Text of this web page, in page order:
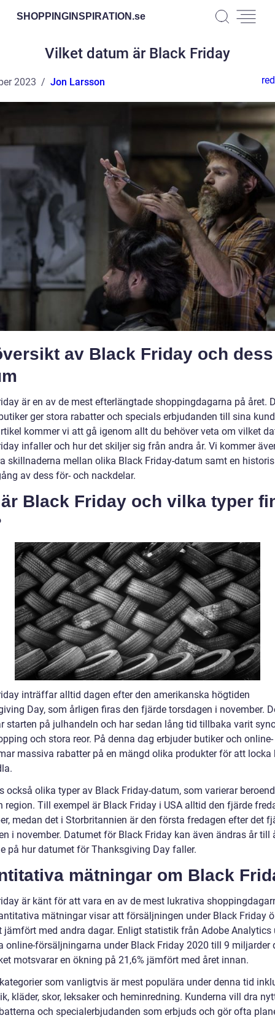
SHOPPINGINSPIRATION.se
Vilket datum är Black Friday
2023 Jon Larsson
av Black Friday och dess
är en av de mest efterlängtade shoppingdagarna på året.
ger stora rabatter och specials erbjudanden till sina
kommer vi att gå igenom allt du behöver veta om vilket
infaller och hur det skiljer sig från andra år. Vi kommer
skillnaderna mellan olika Black Friday-datum samt en
av dess för- och nackdelar.
är Black Friday och vilka typer
inträffar alltid dagen efter den amerikanska högtiden
Day, som årligen firas den fjärde torsdagen i november.
starten på julhandeln och har sedan lång tid tillbaka varit
och stora reor. På denna dag erbjuder butiker och online-
massiva rabatter på en mängd olika produkter för att locka
också olika typer av Black Friday-datum, som varierar
region. Till exempel är Black Friday i USA alltid den fjärde
medan det i Storbritannien är den första fredagen efter det
i november. Datumet för Black Friday kan även ändras år till
på hur datumet för Thanksgiving Day faller.
mätningar om Black
är känt för att vara en av de mest lukrativa
mätningar visar att försäljningen under Black Friday
jämfört med andra dagar. Enligt statistik från Adobe Analytics
online-försäljningarna under Black Friday 2020 till 9 miljarder
motsvarar en ökning på 21,6% jämfört med året innan.
som vanligtvis är mest populära under denna tid
kläder, skor, leksaker och heminredning. Kunderna vill dra
och specialerbjudanden som erbjuds och gör ofta